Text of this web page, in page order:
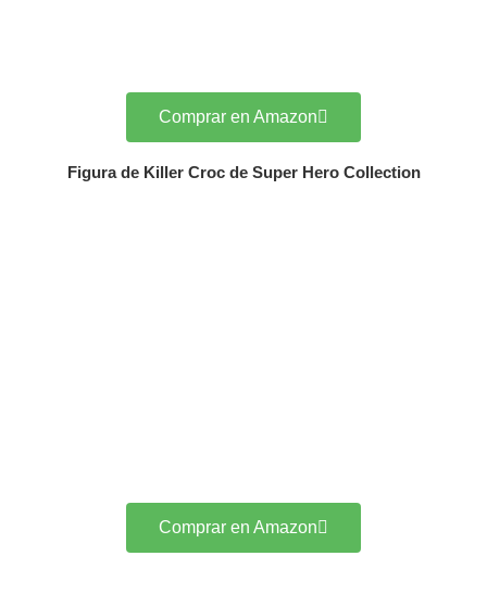
Comprar en Amazon
Figura de Killer Croc de Super Hero Collection
Comprar en Amazon